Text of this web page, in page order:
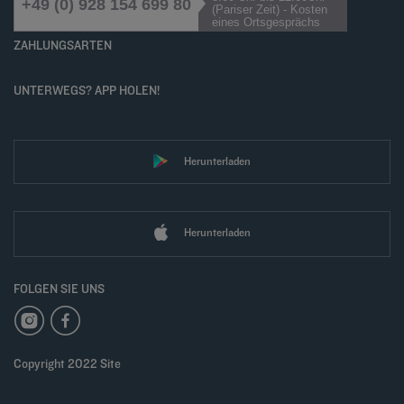
(Pariser Zeit) - Kosten
eines Ortsgesprächs
ZAHLUNGSARTEN
UNTERWEGS? APP HOLEN!
Herunterladen
Herunterladen
FOLGEN SIE UNS
Copyright 2022 Site